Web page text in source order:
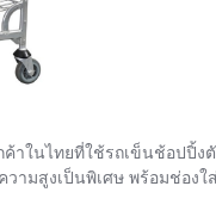
าในไทยที่ใช้รถเข็นช้อปปิ้ง
วามสูงเป็นพิเศษ พร้อมช่อ